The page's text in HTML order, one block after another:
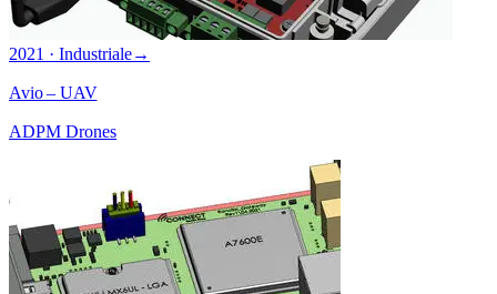
2021 · Industriale→
Avio – UAV
ADPM Drones